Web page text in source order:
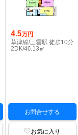
4.5万円
草津線/三雲駅 徒歩10分
2DK/46.13㎡
お問合せする
お気に入り